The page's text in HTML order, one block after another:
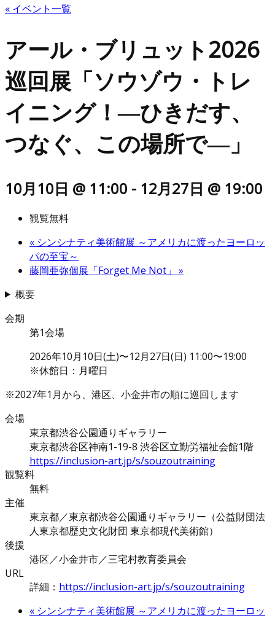
« イベント一覧
アール・ブリュット2026
巡回展「ソウゾウ・トレ
イニング！―ひきだす、
つなぐ、この場所で―」
10月10日 @ 11:00 - 12月27日 @ 19:00
観覧無料
« シンシナティ美術館展 ～アメリカに渡ったヨーロッ
パの至宝～
藤岡亜弥個展「Forget Me Not」 »
概要
会期
第1会場
2026年10月10日(土)〜12月27日(日) 11:00〜19:00
※休館日：月曜日
※2027年1月から、港区、小金井市の順に巡回します
会場
東京都渋谷公園通りギャラリー
東京都渋谷区神南1-19-8 渋谷区立勤労福祉会館1階
https://inclusion-art.jp/s/souzoutraining
観覧料
無料
主催
東京都／東京都渋谷公園通りギャラリー（公益財団法
人東京都歴史文化財団 東京都現代美術館）
後援
港区／小金井市／三宅村教育委員会
URL
詳細： https://inclusion-art.jp/s/souzoutraining
« シンシナティ美術館展 ～アメリカに渡ったヨーロッ